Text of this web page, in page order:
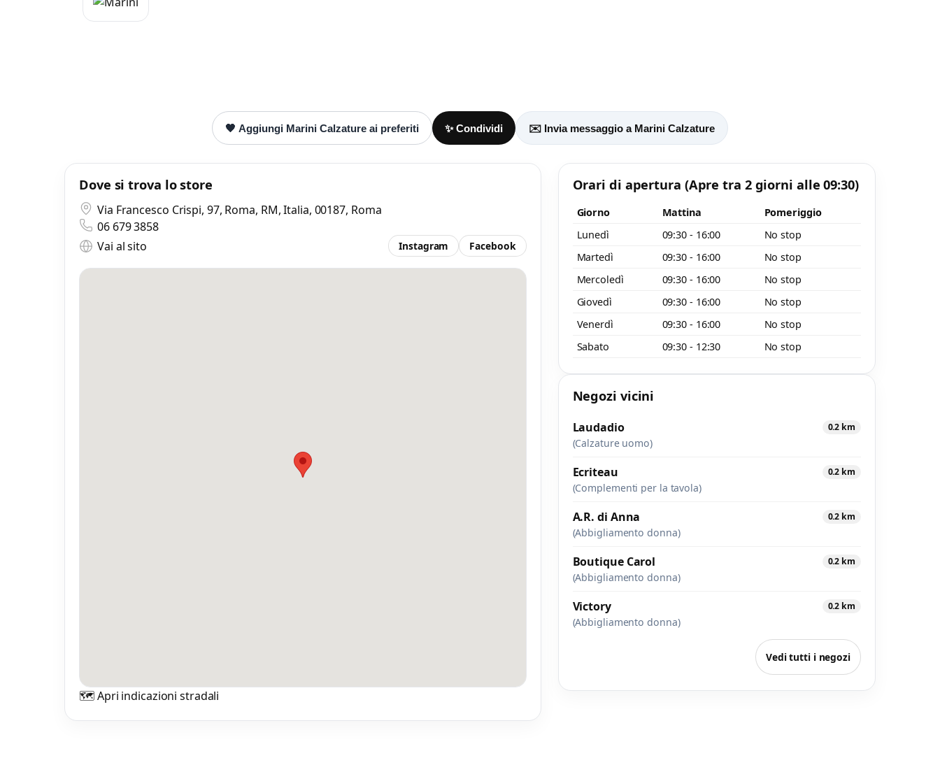
🖤 Aggiungi Marini Calzature ai preferiti ✨ Condividi ✉️ Invia messaggio a Marini Calzature
Dove si trova lo store
Via Francesco Crispi, 97, Roma, RM, Italia, 00187, Roma
06 679 3858
Vai al sito
Instagram Facebook
🗺️ Apri indicazioni stradali
Orari di apertura (Apre tra 2 giorni alle 09:30)
Giorno Mattina
Pomeriggio
Lunedì
09:30 - 16:00
No stop
Martedì
09:30 - 16:00
No stop
Mercoledì
09:30 - 16:00
No stop
Giovedì
09:30 - 16:00
No stop
Venerdì
09:30 - 16:00
No stop
Sabato
09:30 - 12:30 No stop
Negozi vicini
Laudadio 0.2 km
(Calzature uomo)
Ecriteau 0.2 km
(Complementi per la tavola)
A.R. di Anna 0.2 km
(Abbigliamento donna)
Boutique Carol 0.2 km
(Abbigliamento donna)
Victory 0.2 km
(Abbigliamento donna)
Vedi tutti i negozi
Invia messaggio